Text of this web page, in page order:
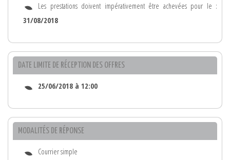
Les prestations doivent impérativement être achevées pour le :
31/08/2018
DATE LIMITE DE RÉCEPTION DES OFFRES
25/06/2018 à 12:00
MODALITÉS DE RÉPONSE
Courrier simple